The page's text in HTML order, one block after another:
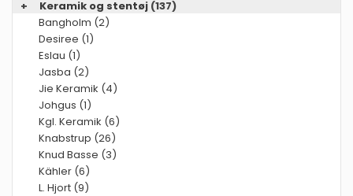
+ Keramik og stentøj (137)
Bangholm (2)
Desiree (1)
Eslau (1)
Jasba (2)
Jie Keramik (4)
Johgus (1)
Kgl. Keramik (6)
Knabstrup (26)
Knud Basse (3)
Kähler (6)
L. Hjort (9)